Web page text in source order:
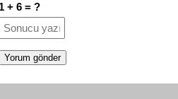
+ 6 = ?